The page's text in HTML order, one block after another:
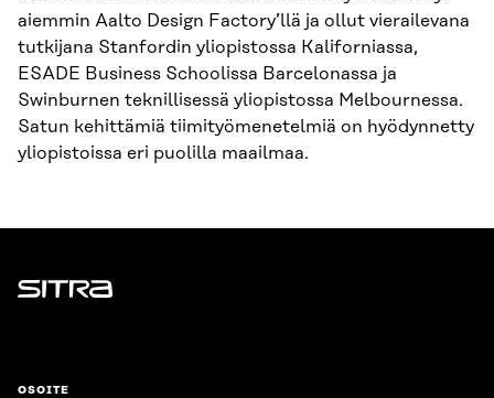
aiemmin Aalto Design Factory’llä ja ollut vierailevana
tutkijana Stanfordin yliopistossa Kaliforniassa,
ESADE Business Schoolissa Barcelonassa ja
Swinburnen teknillisessä yliopistossa Melbournessa.
Satun kehittämiä tiimityömenetelmiä on hyödynnetty
yliopistoissa eri puolilla maailmaa.
Sitra
OSOITE